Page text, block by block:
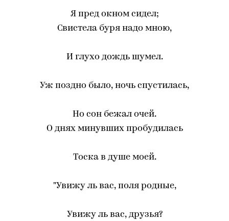
Я пред окном сидел;
Свистела буря надо мною,
И глухо дождь шумел.
Уж поздно было, ночь спустилась,
Но сон бежал очей.
О днях минувших пробудилась
Тоска в душе моей.
"Увижу ль вас, поля родные,
Увижу ль вас, друзья?